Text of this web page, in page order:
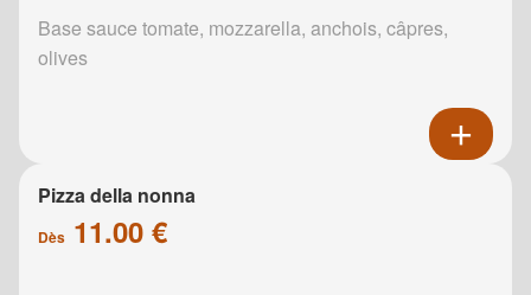
Base sauce tomate, mozzarella, anchois, câpres,
olives
Pizza della nonna
Dès 11.00 €